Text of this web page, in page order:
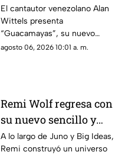
homenaje musical a la
identidad, las nostalgia
y el sentido de
pertenencia
El cantautor venezolano Alan
Wittels presenta
“Guacamayas”, su nuevo
sencillo disponible a partir del
vínculos emocionales que nos
conectan con el lugar al que
llamamos hogar.
agosto 06, 2026 10:01 a. m.
Remi Wolf regresa con
su nuevo sencillo y
video 'Twiggy'
A lo largo de Juno y Big Ideas,
Remi construyó un universo